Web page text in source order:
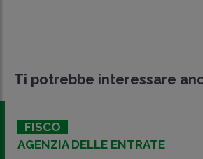
Ti potrebbe interessare
FISCO
AGENZIA DELLE ENTRATE